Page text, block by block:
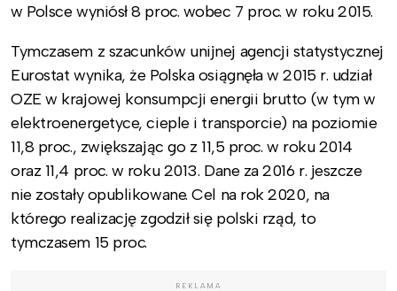
w Polsce wyniósł 8 proc. wobec 7 proc. w roku 2015.
Tymczasem z szacunków unijnej agencji statystycznej
Eurostat wynika, że Polska osiągnęła w 2015 r. udział
OZE w krajowej konsumpcji energii brutto (w tym w
elektroenergetyce, cieple i transporcie) na poziomie
11,8 proc., zwiększając go z 11,5 proc. w roku 2014
oraz 11,4 proc. w roku 2013. Dane za 2016 r. jeszcze
nie zostały opublikowane. Cel na rok 2020, na
którego realizację zgodził się polski rząd, to
tymczasem 15 proc.
REKLAMA